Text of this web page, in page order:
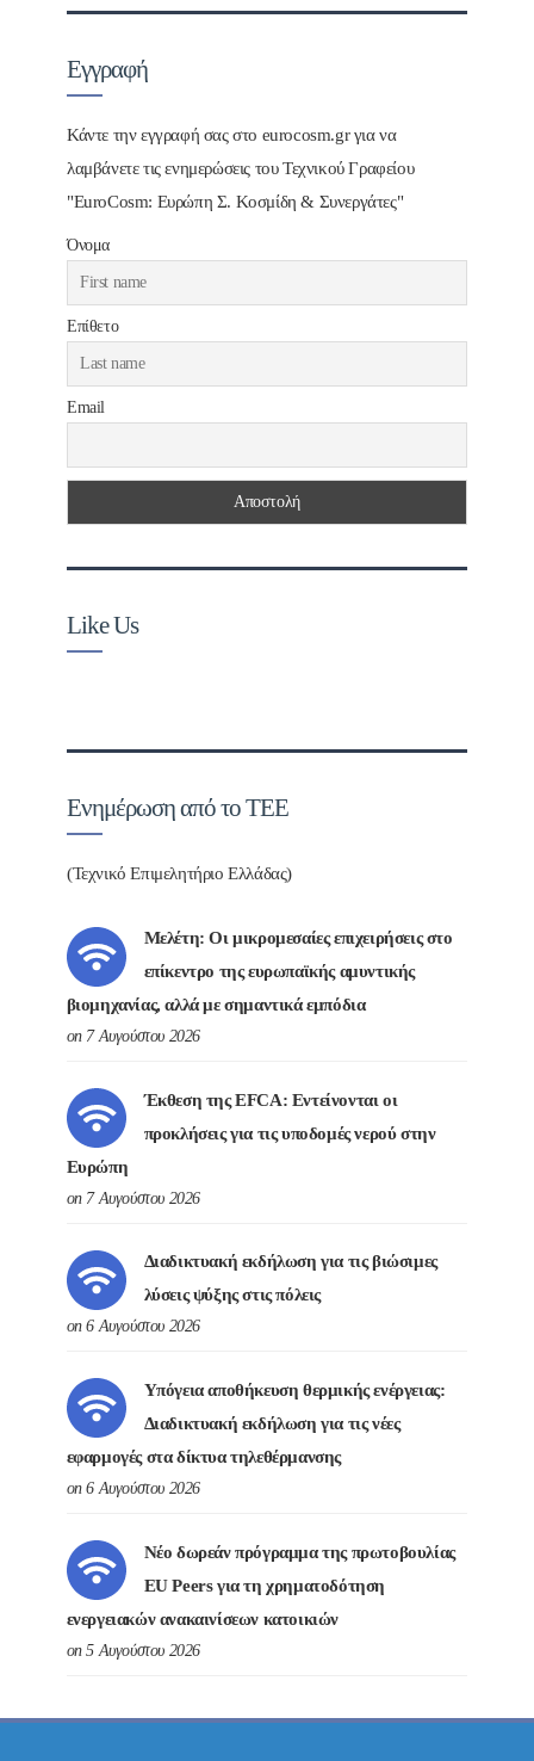
Εγγραφή
Κάντε την εγγραφή σας στο eurocosm.gr για να
λαμβάνετε τις ενημερώσεις του Τεχνικού Γραφείου
"EuroCosm: Ευρώπη Σ. Κοσμίδη & Συνεργάτες"
Όνομα
Επίθετο
Email
Like Us
Ενημέρωση από το ΤΕΕ
(Τεχνικό Επιμελητήριο Ελλάδας)
Μελέτη: Οι μικρομεσαίες επιχειρήσεις στο
επίκεντρο της ευρωπαϊκής αμυντικής
βιομηχανίας, αλλά με σημαντικά εμπόδια
on 7 Αυγούστου 2026
Έκθεση της EFCA: Εντείνονται οι
προκλήσεις για τις υποδομές νερού στην
Ευρώπη
on 7 Αυγούστου 2026
Διαδικτυακή εκδήλωση για τις βιώσιμες
λύσεις ψύξης στις πόλεις
on 6 Αυγούστου 2026
Υπόγεια αποθήκευση θερμικής ενέργειας:
Διαδικτυακή εκδήλωση για τις νέες
εφαρμογές στα δίκτυα τηλεθέρμανσης
on 6 Αυγούστου 2026
Νέο δωρεάν πρόγραμμα της πρωτοβουλίας
EU Peers για τη χρηματοδότηση
ενεργειακών ανακαινίσεων κατοικιών
on 5 Αυγούστου 2026